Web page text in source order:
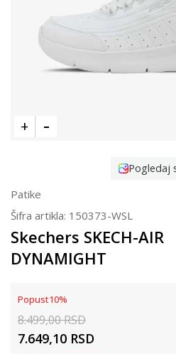
Pogledaj
Patike
Šifra artikla: 150373-WSL
Skechers SKECH-AIR
DYNAMIGHT
Popust10%
8.499,00RSD
7.649,10 RSD